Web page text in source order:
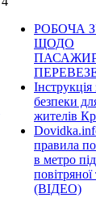
РОБОЧА
ЩОДО
Інструкція
безпеки
жителів
правила
в метро
(ВІДЕО)